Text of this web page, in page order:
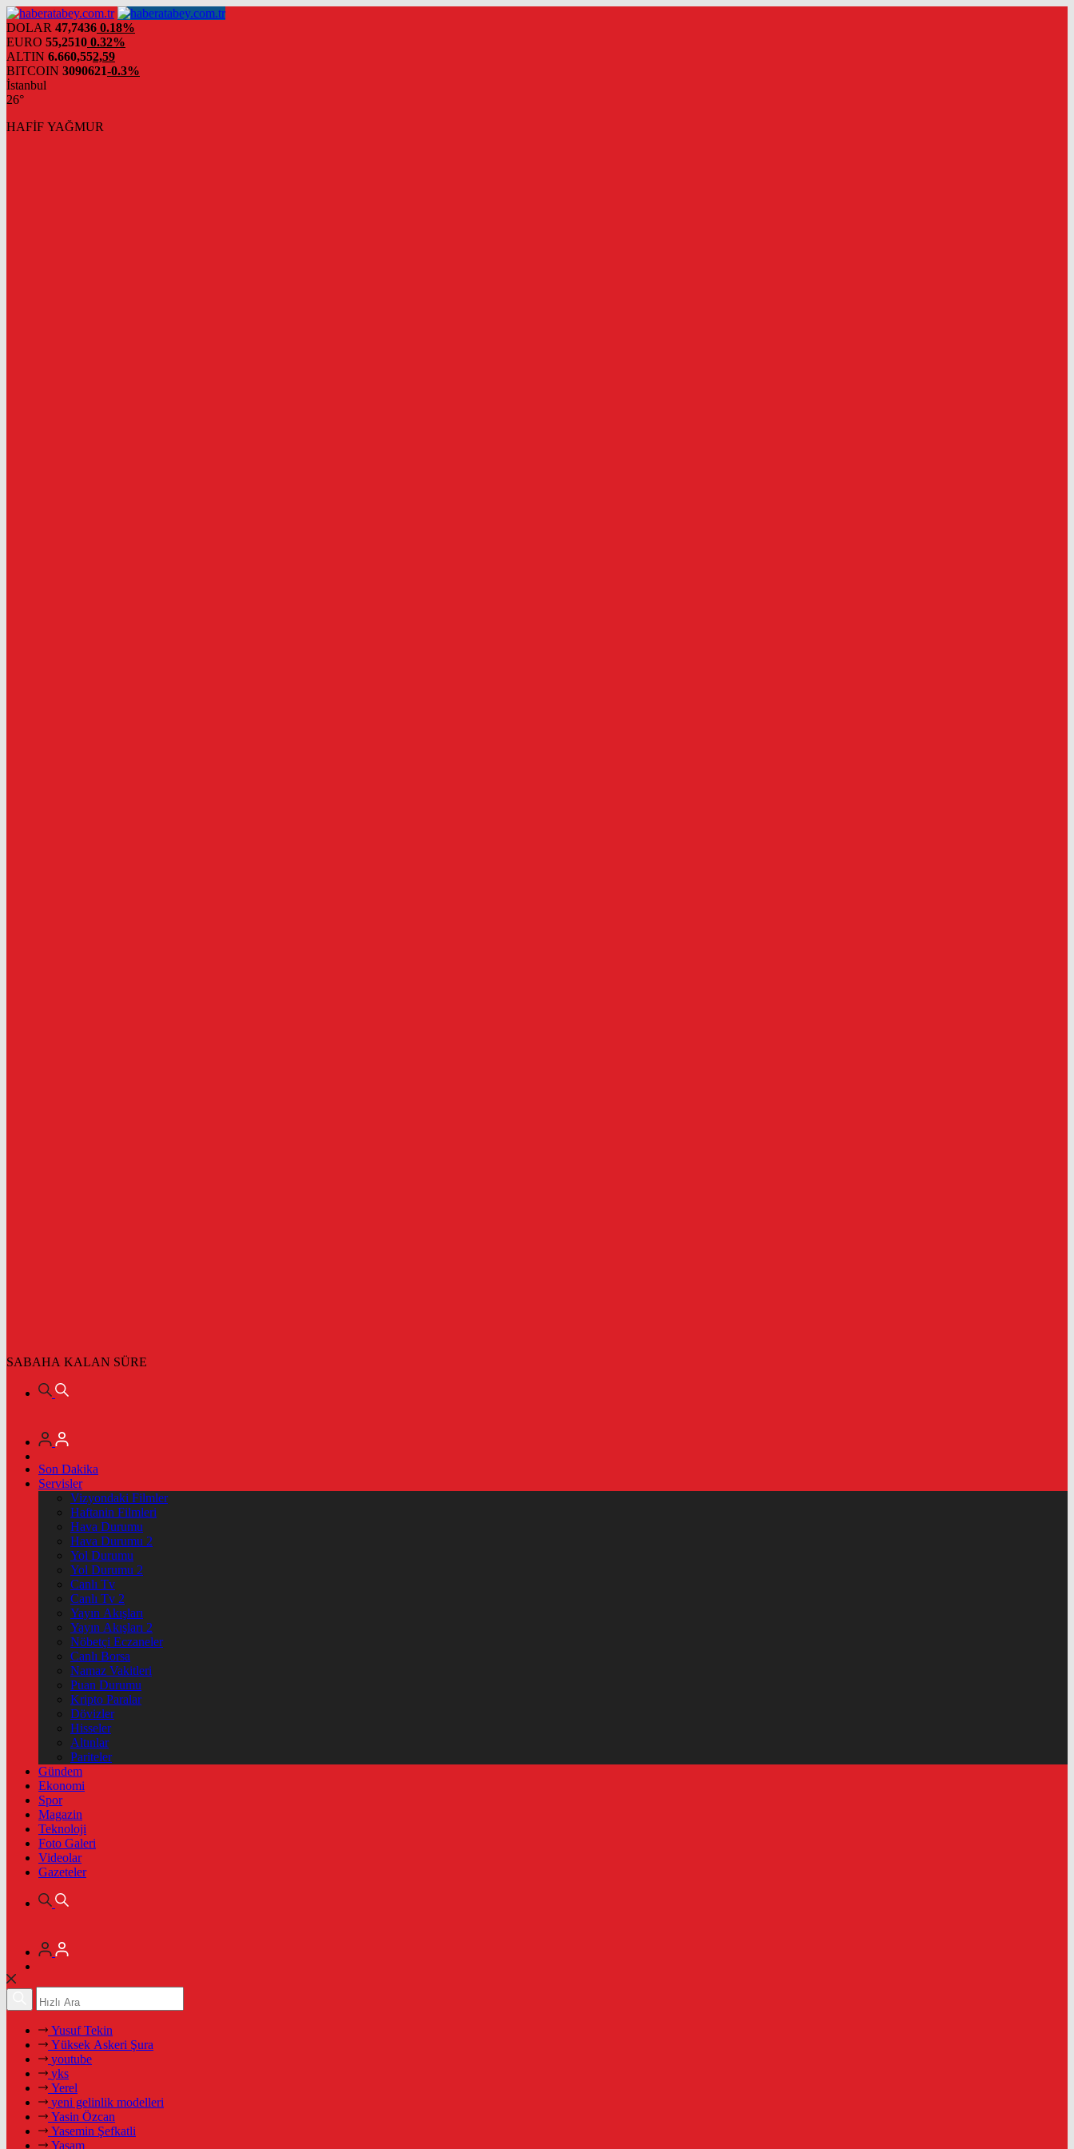
DOLAR 47,7436 0.18%
EURO 55,2510 0.32%
ALTIN 6.660,552,59
BITCOIN 3090621-0.3%
İstanbul
26°
HAFİF YAĞMUR
SABAHA KALAN SÜRE
Son Dakika
Servisler
Vizyondaki Filmler
Haftanin Filmleri
Hava Durumu
Hava Durumu 2
Yol Durumu
Yol Durumu 2
Canlı Tv
Canlı Tv 2
Yayın Akışları
Yayın Akışları 2
Nöbetçi Eczaneler
Canlı Borsa
Namaz Vakitleri
Puan Durumu
Kripto Paralar
Dövizler
Hisseler
Altınlar
Pariteler
Gündem
Ekonomi
Spor
Magazin
Teknoloji
Foto Galeri
Videolar
Gazeteler
Yusuf Tekin
Yüksek Askeri Şura
youtube
yks
Yerel
yeni gelinlik modelleri
Yasin Özcan
Yasemin Şefkatli
Yaşam